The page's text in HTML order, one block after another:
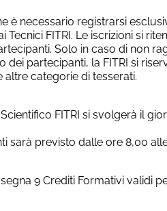
è necessario registrarsi
FITRI. Le iscrizioni si
Solo in caso di non
dei partecipanti, la FITRI si
altre categorie di tesserati.
FITRI si svolgerà il
sarà previsto dalle ore 8,00
9 Crediti Formativi validi